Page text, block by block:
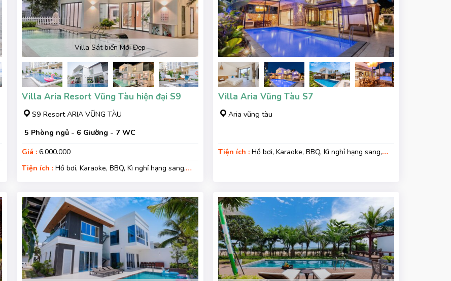
Villa Sát biển Mới Đẹp
Villa Aria Resort Vũng Tàu hiện đại S9
S9 Resort ARIA VŨNG TÀU
5 Phòng ngủ - 6 Giường - 7 WC
Giá :6.000.000
Tiện ích :Hồ bơi, Karaoke, BBQ, Kì nghỉ hạng sang,
Villa Aria Vũng Tàu S7
Aria vũng tàu
Tiện ích :Hồ bơi, Karaoke, BBQ, Kì nghỉ hạng sang,